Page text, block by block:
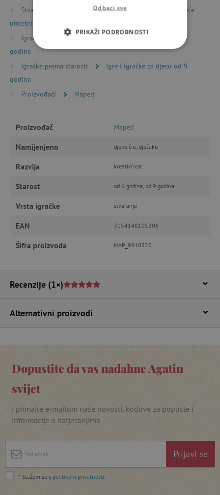
Stvaranje
Likovni pribor
Likovni pribor za veće
umjetnike
Igračke prema starosti
Igre i igračke za djecu od 6
godina
Igračke prema starosti
Igre i igračke za djecu od 9
godina
Proizvođači
Maped
Proizvođač Maped
Namijenjeno djevojčici, dječaku
Razvija kreativnost
Starost od 6 godina, od 9 godina
Vrsta igračke stvaranje
EAN 3154148105206
Šifra proizvoda MAP_9810520
Recenzije (1×)
Alternativni proizvodi
Dopustite da vas nadahne Agatin
svijet
i primajte e-mailom naše novosti, kodove za popuste i
informacije o natjecanjima
Prijavi se
* Slažem se s politikom privatnosti
Odbaci sve
PRIKAŽI PODROBNOSTI
NUŽNO POTREBNI KOLAČIĆI
FUNKCIONALNOST
Nužno potrebni kolačići
Izvedba
funkcionalnost internetske stranice, kao što su
računa. Internetsku stranicu ne možete
odgovarajuće upotrebljavati bez nužno
featureFlagIdentifier www.agatinsvijet.hr
Googleovu politiku privatnosti